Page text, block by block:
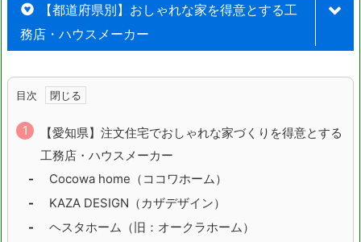
【都道府県別】おしゃれな家を得意とする工
務店・ハウスメーカー
北海道
秋田県
福島県
栃木県
目次
【愛知県】注文住宅でおしゃれな家づくりを得意とする
工務店・ハウスメーカー
Cocowa home（ココワホーム）
KAZA DESIGN（カザデザイン）
ヘスタホーム（旧：オークラホーム）